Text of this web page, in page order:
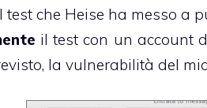
test che Heise ha messo a
il test con un account
la vulnerabilità del